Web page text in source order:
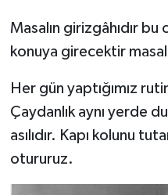
Masalın girizgâhıdır
konuya girecektir
Her gün yaptığımız
Çaydanlık aynı yerde
asılıdır. Kapı kolunu
otururuz.